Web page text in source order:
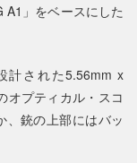
A1」をベースにした
計された5.56mm x
オプティカル・スコ
、銃の上部にはバッ